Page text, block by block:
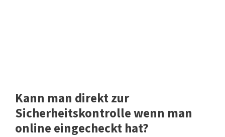
Kann man direkt zur
Sicherheitskontrolle wenn man
online eingecheckt hat?